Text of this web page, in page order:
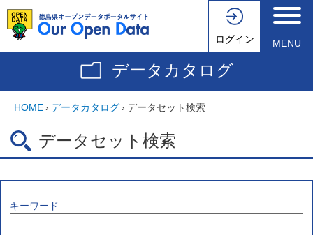
ログイン MENU
データカタログ
HOME› データカタログ› データセット検索
データセット検索
キーワード